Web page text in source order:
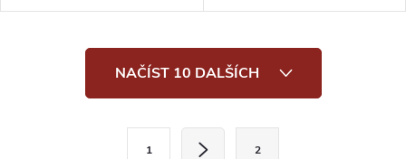
dorůstající výšky až 2 m. První
dorůstající výšky až 2 m. První
NAČÍST 10 DALŠÍCH
1 2